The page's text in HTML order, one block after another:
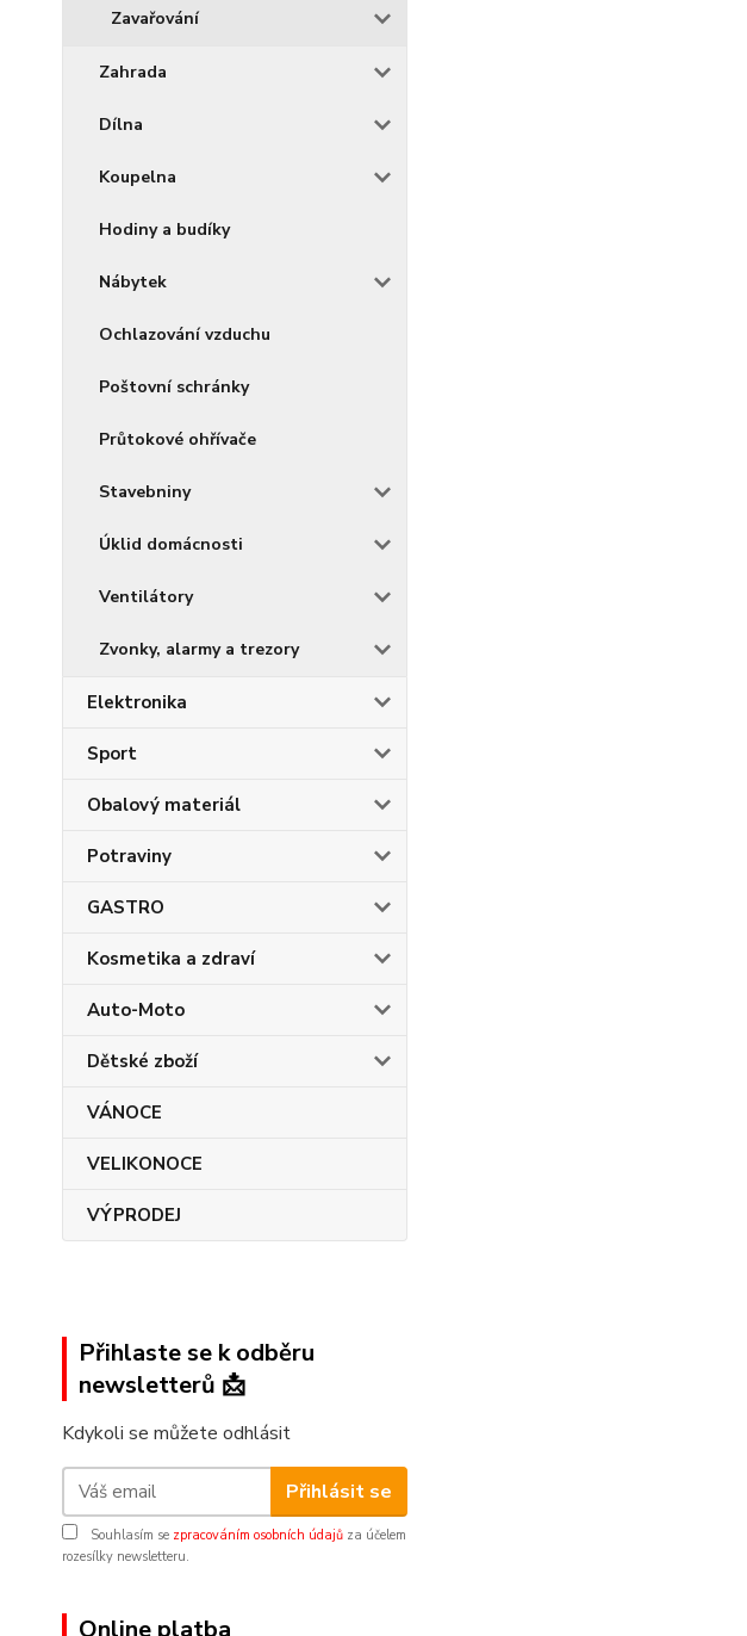
Zavařování
Zahrada
Dílna
Koupelna
Hodiny a budíky
Nábytek
Ochlazování vzduchu
Poštovní schránky
Průtokové ohřívače
Stavebniny
Úklid domácnosti
Ventilátory
Zvonky, alarmy a trezory
Elektronika
Sport
Obalový materiál
Potraviny
GASTRO
Kosmetika a zdraví
Auto-Moto
Dětské zboží
VÁNOCE
VELIKONOCE
VÝPRODEJ
Přihlaste se k odběru
newsletterů 📩
Kdykoli se můžete odhlásit
Přihlásit se
Souhlasím se zpracováním osobních údajů za účelem
rozesílky newsletteru.
Online platba